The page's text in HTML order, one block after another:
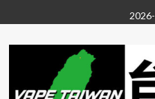
to
content